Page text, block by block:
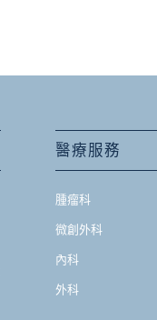
醫療服務
腫瘤科
微創外科
內科
外科